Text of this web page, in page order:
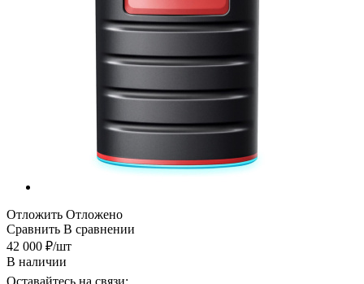
Отложить Отложено
Сравнить В сравнении
42 000 ₽/шт
В наличии
Оставайтесь на связи: